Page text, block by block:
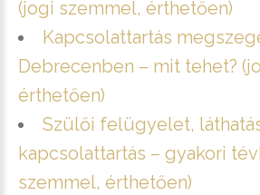
(jogi szemmel, érthetően)
Kapcsolattartás
Debrecenben – mit tehet?
érthetően)
Szülői felügyelet,
kapcsolattartás – gyakori
szemmel, érthetően)